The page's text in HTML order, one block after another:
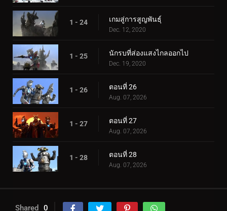
1 - 24 เกมสู่การสูญพันธุ์
Dec. 12, 2020
1 - 25 นักรบที่ส่องแสงไกลออกไป
Dec. 19, 2020
1 - 26 ตอนที่ 26
Aug. 07, 2026
1 - 27 ตอนที่ 27
Aug. 07, 2026
1 - 28 ตอนที่ 28
Aug. 07, 2026
Shared 0